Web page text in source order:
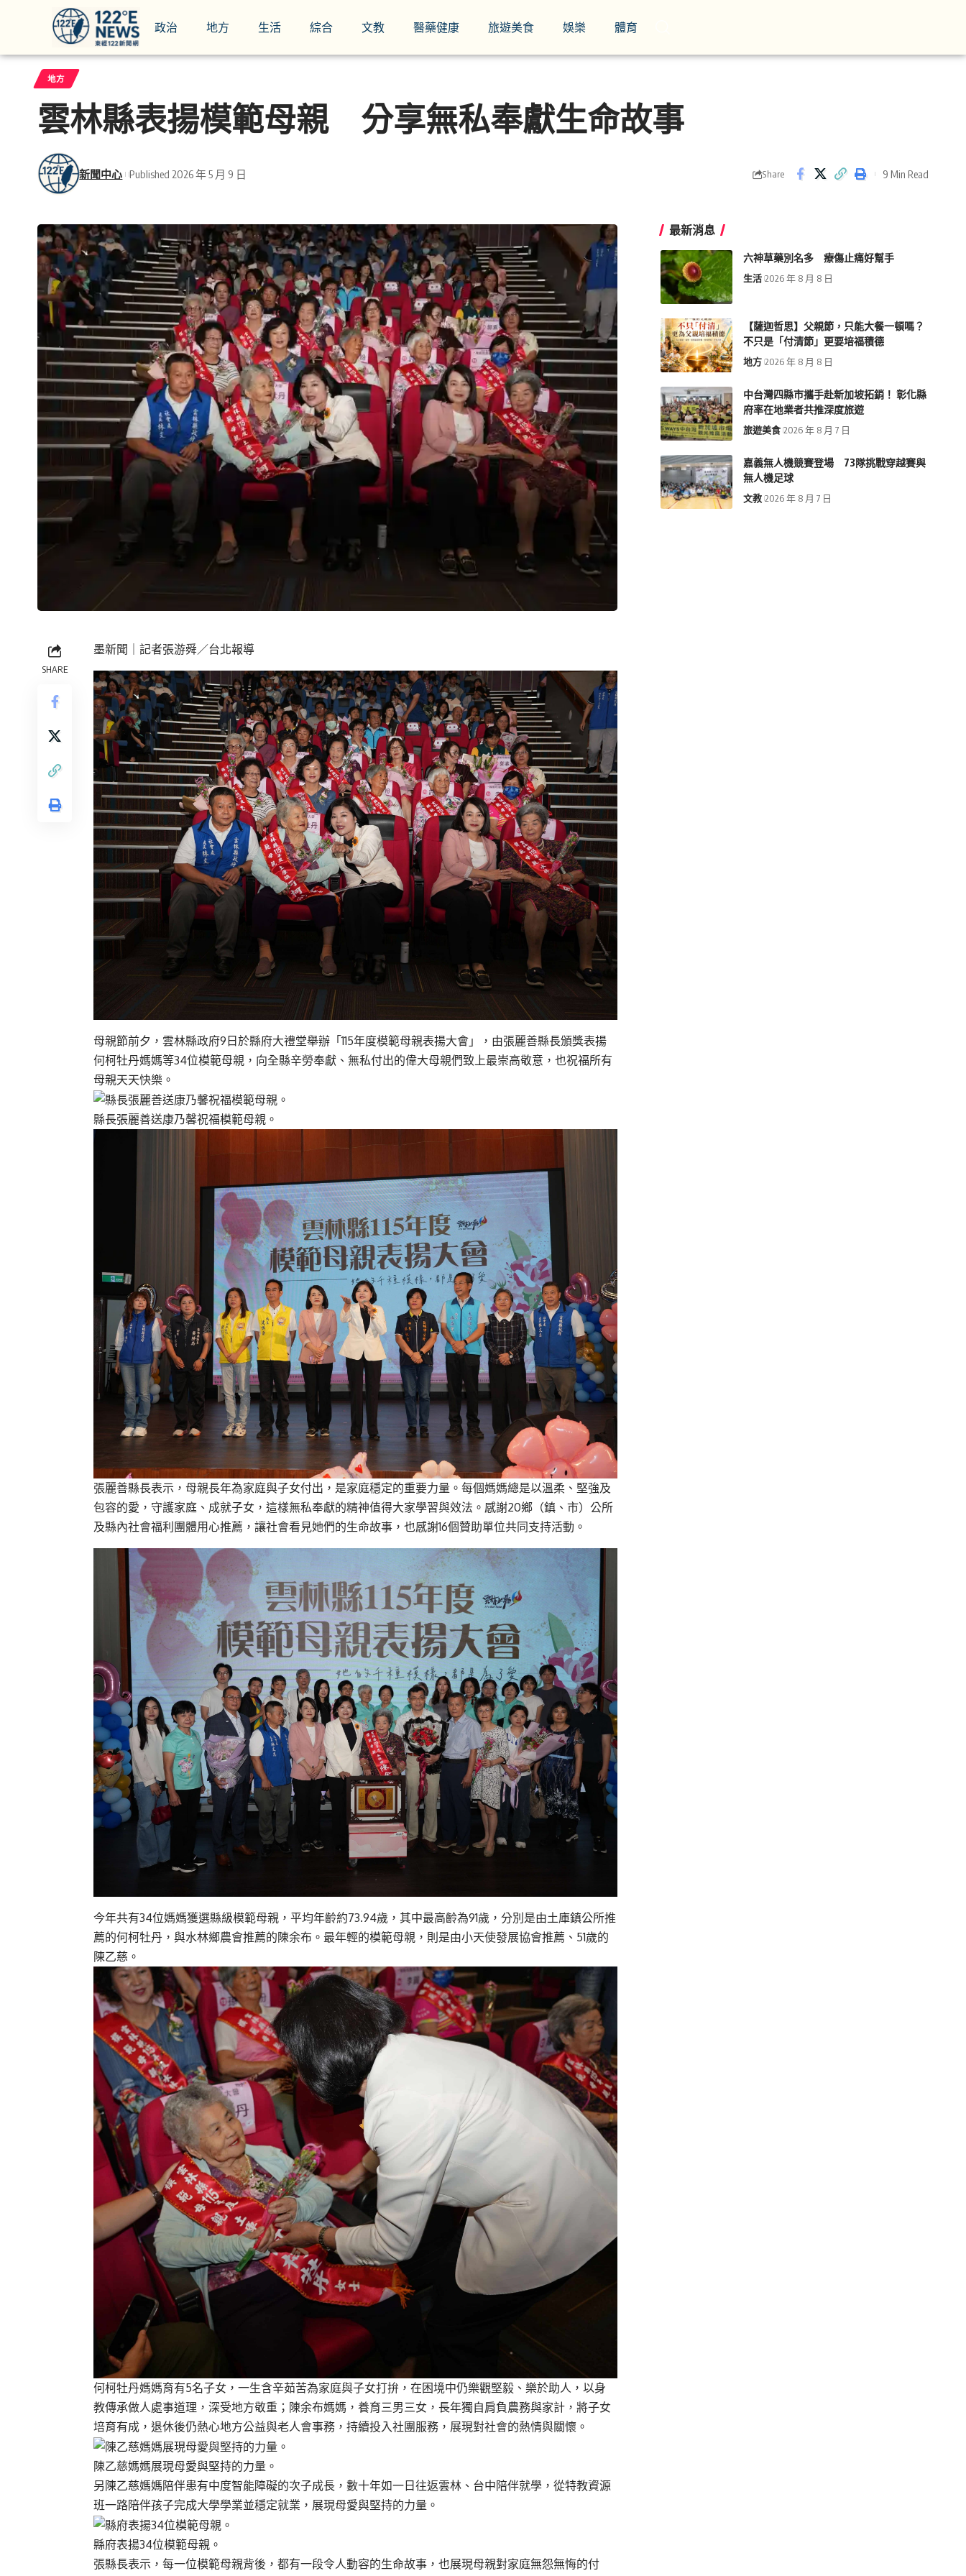
政治 地方 生活 綜合 文教 醫藥健康 旅遊美食 娛樂 體育
地方
雲林縣表揚模範母親 分享無私奉獻生命故事
新聞中心 Published 2026 年 5 月 9 日 Share 9 Min Read
SHARE
墨新聞 ｜記者張游舜／台北報導
母親節前夕，雲林縣政府9日於縣府大禮堂舉辦「115年度模範母親表揚大會」，由張麗善縣長頒獎表揚
何柯牡丹媽媽等34位模範母親，向全縣辛勞奉獻、無私付出的偉大母親們致上最崇高敬意，也祝福所有
母親天天快樂。
縣長張麗善送康乃馨祝福模範母親。
張麗善縣長表示，母親長年為家庭與子女付出，是家庭穩定的重要力量。每個媽媽總是以溫柔、堅強及
包容的愛，守護家庭、成就子女，這樣無私奉獻的精神值得大家學習與效法。感謝20鄉（鎮、市）公所
及縣內社會福利團體用心推薦，讓社會看見她們的生命故事，也感謝16個贊助單位共同支持活動。
今年共有34位媽媽獲選縣級模範母親，平均年齡約73.94歲，其中最高齡為91歲，分別是由土庫鎮公所推
薦的何柯牡丹，與水林鄉農會推薦的陳余布。最年輕的模範母親，則是由小天使發展協會推薦、51歲的
陳乙慈。
何柯牡丹媽媽育有5名子女，一生含辛茹苦為家庭與子女打拚，在困境中仍樂觀堅毅、樂於助人，以身
教傳承做人處事道理，深受地方敬重；陳余布媽媽，養育三男三女，長年獨自肩負農務與家計，將子女
培育有成，退休後仍熱心地方公益與老人會事務，持續投入社團服務，展現對社會的熱情與關懷。
陳乙慈媽媽展現母愛與堅持的力量。
另陳乙慈媽媽陪伴患有中度智能障礙的次子成長，數十年如一日往返雲林、台中陪伴就學，從特教資源
班一路陪伴孩子完成大學學業並穩定就業，展現母愛與堅持的力量。
縣府表揚34位模範母親。
張縣長表示，每一位模範母親背後，都有一段令人動容的生命故事，也展現母親對家庭無怨無悔的付
最新消息
六神草藥別名多 療傷止痛好幫手
生活 2026 年 8 月 8 日
【薩迦哲思】父親節，只能大餐一頓嗎？
不只是「付清節」更要培福積德
地方 2026 年 8 月 8 日
中台灣四縣市攜手赴新加坡拓銷！ 彰化縣
府率在地業者共推深度旅遊
旅遊美食 2026 年 8 月 7 日
嘉義無人機競賽登場 73隊挑戰穿越賽與
無人機足球
文教 2026 年 8 月 7 日